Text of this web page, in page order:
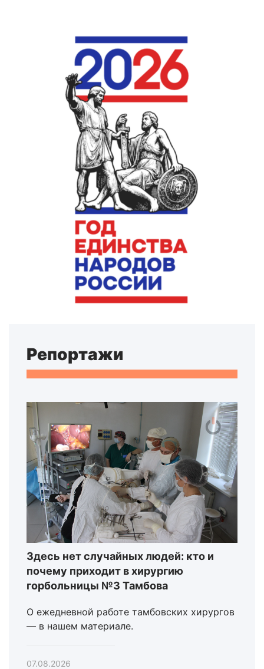
Репортажи
Здесь нет случайных людей: кто и
почему приходит в хирургию
горбольницы №3 Тамбова
О ежедневной работе тамбовских хирургов
— в нашем материале.
07.08.2026